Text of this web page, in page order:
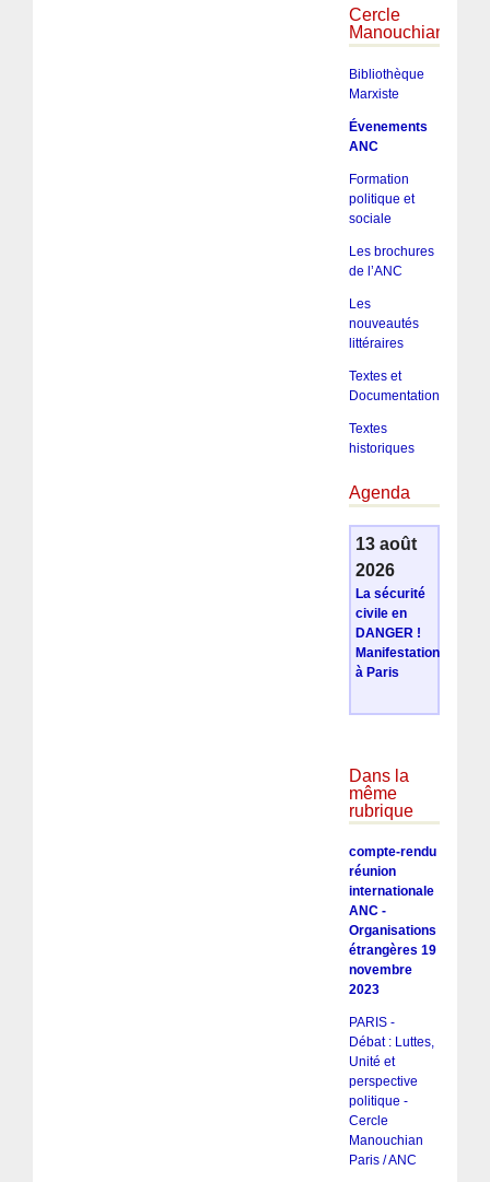
Cercle
Manouchian
Bibliothèque
Marxiste
Évenements
ANC
Formation
politique et
sociale
Les brochures
de l’ANC
Les
nouveautés
littéraires
Textes et
Documentation
Textes
historiques
Agenda
13 août
2026
La sécurité
civile en
DANGER !
Manifestation
à Paris
Dans la
même
rubrique
compte-rendu
réunion
internationale
ANC -
Organisations
étrangères 19
novembre
2023
PARIS -
Débat : Luttes,
Unité et
perspective
politique -
Cercle
Manouchian
Paris / ANC